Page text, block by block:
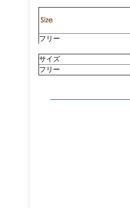
フリー
サイズ
フリー